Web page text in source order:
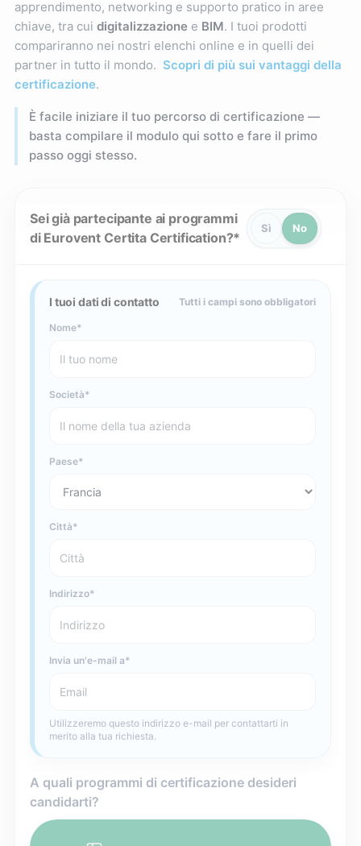
apprendimento, networking e supporto pratico in aree
chiave, tra cui digitalizzazione e BIM. I tuoi prodotti
compariranno nei nostri elenchi online e in quelli dei
partner in tutto il mondo. Scopri di più sui vantaggi della
certificazione.
È facile iniziare il tuo percorso di certificazione —
basta compilare il modulo qui sotto e fare il primo
passo oggi stesso.
Sei già partecipante ai programmi
di Eurovent Certita Certification?
Sì No
I tuoi dati di contatto Tutti i campi sono obbligatori
Nome
Società
Paese
Città
Indirizzo
Invia un'e-mail a
Utilizzeremo questo indirizzo e-mail per contattarti in
merito alla tua richiesta.
A quali programmi di certificazione desideri
candidarti?